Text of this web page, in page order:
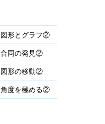
図形とグラフ②
合同の発見②
図形の移動②
角度を極める②